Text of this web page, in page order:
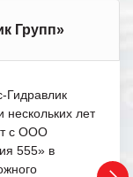
Групп»
нескольких лет
с ООО
555» в